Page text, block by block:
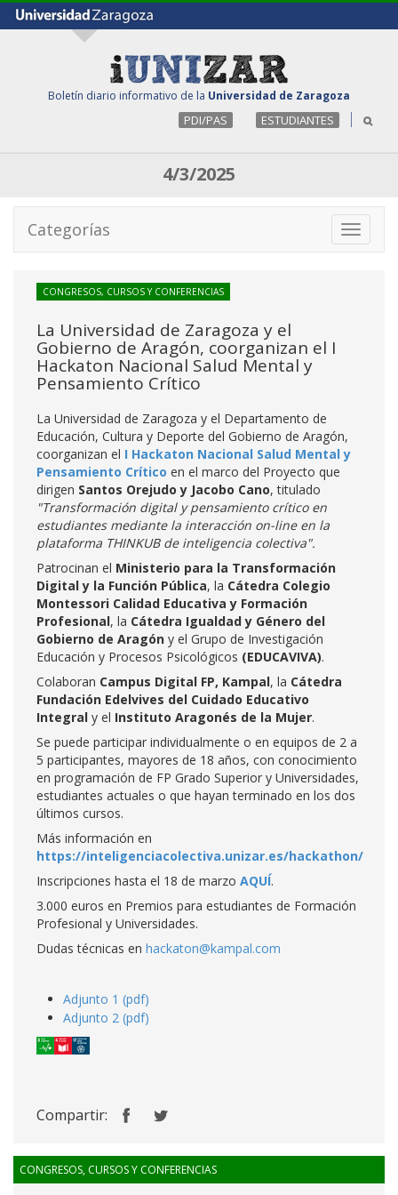
Boletín diario informativo de la Universidad de Zaragoza
PDI/PAS ESTUDIANTES
4/3/2025
Toggle
Categorías
CONGRESOS, CURSOS Y CONFERENCIAS
La Universidad de Zaragoza y el
Gobierno de Aragón, coorganizan el I
Hackaton Nacional Salud Mental y
Pensamiento Crítico
La Universidad de Zaragoza y el Departamento de
Educación, Cultura y Deporte del Gobierno de Aragón,
coorganizan el I Hackaton Nacional Salud Mental y
Pensamiento Crítico en el marco del Proyecto que
dirigen Santos Orejudo y Jacobo Cano, titulado
"Transformación digital y pensamiento crítico en
estudiantes mediante la interacción on-line en la
plataforma THINKUB de inteligencia colectiva".
Patrocinan el Ministerio para la Transformación
Digital y la Función Pública, la Cátedra Colegio
Montessori Calidad Educativa y Formación
Profesional, la Cátedra Igualdad y Género del
Gobierno de Aragón y el Grupo de Investigación
Educación y Procesos Psicológicos (EDUCAVIVA).
Colaboran Campus Digital FP, Kampal, la Cátedra
Fundación Edelvives del Cuidado Educativo
Integral y el Instituto Aragonés de la Mujer.
Se puede participar individualmente o en equipos de 2 a
5 participantes, mayores de 18 años, con conocimiento
en programación de FP Grado Superior y Universidades,
estudiantes actuales o que hayan terminado en los dos
últimos cursos.
Más información en
https://inteligenciacolectiva.unizar.es/hackathon/
Inscripciones hasta el 18 de marzo AQUÍ.
3.000 euros en Premios para estudiantes de Formación
Profesional y Universidades.
Dudas técnicas en hackaton@kampal.com
Adjunto 1 (pdf)
Adjunto 2 (pdf)
Compartir:
CONGRESOS, CURSOS Y CONFERENCIAS